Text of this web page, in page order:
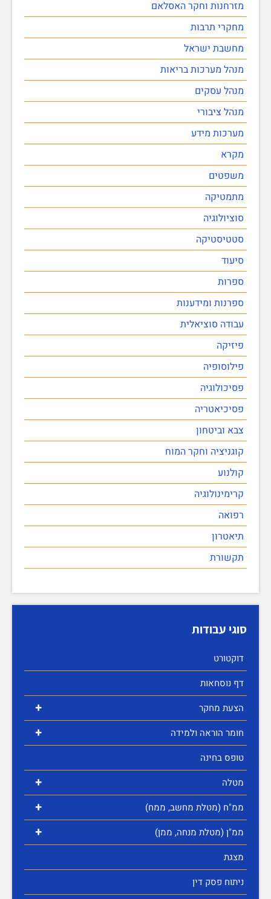
מזרחנות וחקר האסלאם
מחקרי תרבות
מחשבת ישראל
מנהל מערכות בריאות
מנהל עסקים
מנהל ציבורי
מערכות מידע
מקרא
משפטים
מתמטיקה
סוציולוגיה
סטטיסטיקה
סיעוד
ספרות
ספרנות ומידענות
עבודה סוציאלית
פיזיקה
פילוסופיה
פסיכולוגיה
פסיכיאטריה
צבא וביטחון
קוגניציה וחקר המוח
קולנוע
קרימינולוגיה
רפואה
תיאטרון
תקשורת
סוגי עבודות
דוקטורט
דף נוסחאות
+ הצעת מחקר
+
חומר הוראה ולמידה
טופס בחינה
+ מטלה
+ ממ"ח (מטלת מחשב, ממח)
+
ממ"ן (מטלת מנחה, ממן)
מצגת
ניתוח פסק דין